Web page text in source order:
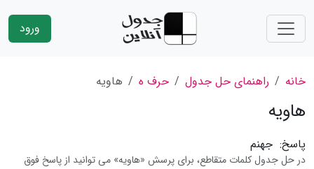
ورود
خانه راهنمای حل جدول حرف ه هاویه
هاویه
پاسخ: جهنم
در حل جدول کلمات متقاطع، برای پرسش «هاویه» می توانید از پاسخ فوق